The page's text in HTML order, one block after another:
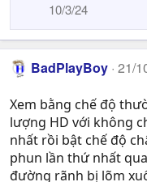
n
s
:
10/3/24
BadPlayBoy 21/
Xem bằng chế độ
lượng HD với không
nhất rồi bật chế độ
phun lần thứ nhất
đường rãnh bị lõm